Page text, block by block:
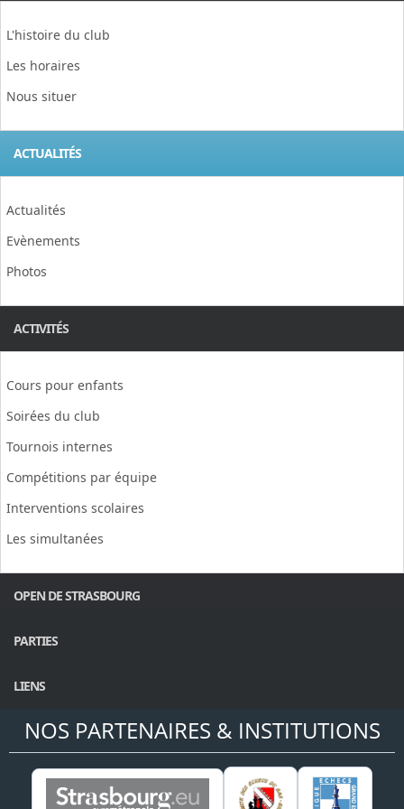
L'histoire du club
Les horaires
Nous situer
ACTUALITÉS
Actualités
Evènements
Photos
ACTIVITÉS
Cours pour enfants
Soirées du club
Tournois internes
Compétitions par équipe
Interventions scolaires
Les simultanées
OPEN DE STRASBOURG
PARTIES
LIENS
NOS PARTENAIRES & INSTITUTIONS